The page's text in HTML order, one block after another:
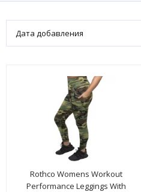
Дата добавления
Rothco Womens Workout
Performance Leggings With